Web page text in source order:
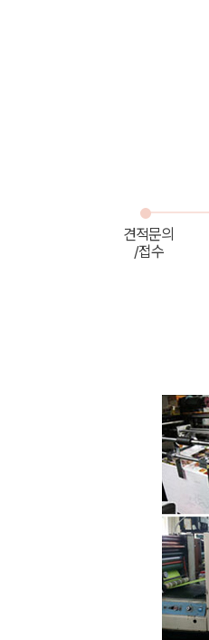
견적문의
/접수